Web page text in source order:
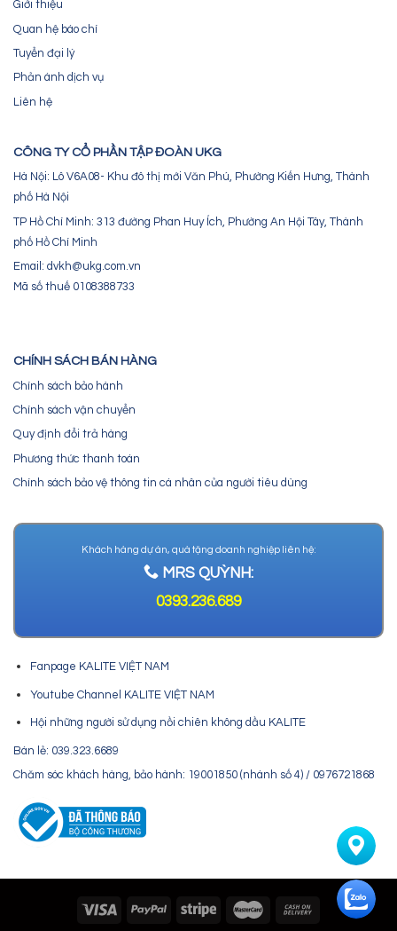
Giới thiệu
Quan hệ báo chí
Tuyển đại lý
Phản ánh dịch vụ
Liên hệ
CÔNG TY CỔ PHẦN TẬP ĐOÀN UKG
Hà Nội: Lô V6A08- Khu đô thị mới Văn Phú, Phường Kiến Hưng, Thành
phố Hà Nội
TP Hồ Chí Minh: 313 đường Phan Huy Ích, Phường An Hội Tây, Thành
phố Hồ Chí Minh
Email: dvkh@ukg.com.vn
Mã số thuế 0108388733
CHÍNH SÁCH BÁN HÀNG
Chính sách bảo hành
Chính sách vận chuyển
Quy định đổi trả hàng
Phương thức thanh toán
Chính sách bảo vệ thông tin cá nhân của người tiêu dùng
Khách hàng dự án, quà tặng doanh nghiệp liên hệ:
MRS QUỲNH:
0393.236.689
Fanpage KALITE VIỆT NAM
Youtube Channel KALITE VIỆT NAM
Hội những người sử dụng nồi chiên không dầu KALITE
Bán lẻ: 039.323.6689
Chăm sóc khách hàng, bảo hành: 19001850 (nhánh số 4) / 0976721868